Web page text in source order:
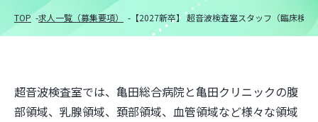
TOP 求人一覧（募集要項） 【2027新卒】 超音波検査室スタッフ（臨床検
超音波検査室では、亀田総合病院と亀田クリニックの腹
部領域、乳腺領域、頚部領域、血管領域など様々な領域